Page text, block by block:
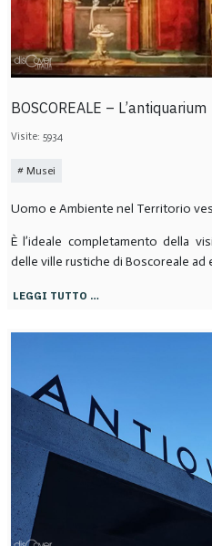
BOSCOREALE – L’antiquarium
Visite: 5934
Musei
Uomo e Ambiente nel Territorio
È l’ideale completamento della
delle ville rustiche di Boscoreale ad
LEGGI TUTTO …